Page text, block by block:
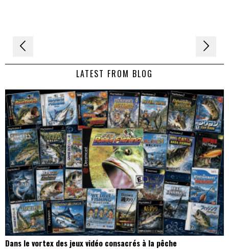
Navigation
de LATEST FROM BLOG
Dans le vortex des jeux vidéo consacrés à la pêche